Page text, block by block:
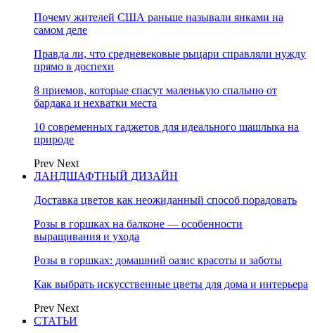
Почему жителей США раньше называли янками на
самом деле
Правда ли, что средневековые рыцари справляли нужду
прямо в доспехи
8 приемов, которые спасут маленькую спальню от
бардака и нехватки места
10 современных гаджетов для идеального шашлыка на
природе
Prev Next
ЛАНДШАФТНЫЙ ДИЗАЙН
Доставка цветов как неожиданный способ порадовать
Розы в горшках на балконе — особенности
выращивания и ухода
Розы в горшках: домашний оазис красоты и заботы
Как выбрать искусственные цветы для дома и интерьера
Prev Next
СТАТЬИ